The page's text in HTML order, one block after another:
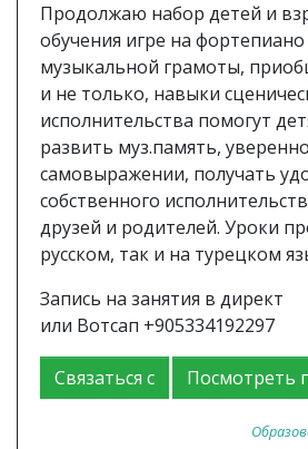
Продолжаю набор детей и
обучения игре на
музыкальной грамоты,
и не только, навыки
исполнительства помогут
развить муз.память,
самовыражении, получать
собственного
друзей и родителей. Уроки
русском, так и на турецком
Запись на занятия в директ
или Вотсап +905334192297
Связаться с Посмотреть